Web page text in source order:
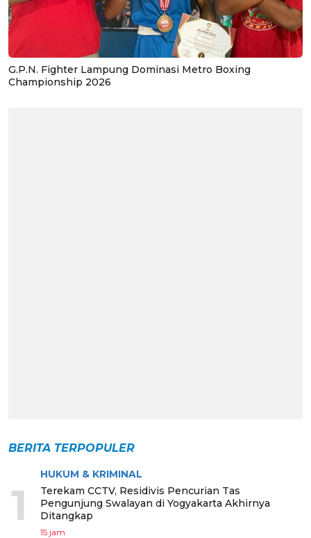
G.P.N. Fighter Lampung Dominasi Metro Boxing
Championship 2026
BERITA TERPOPULER
1
HUKUM & KRIMINAL
Terekam CCTV, Residivis Pencurian Tas
Pengunjung Swalayan di Yogyakarta Akhirnya
Ditangkap
15 jam